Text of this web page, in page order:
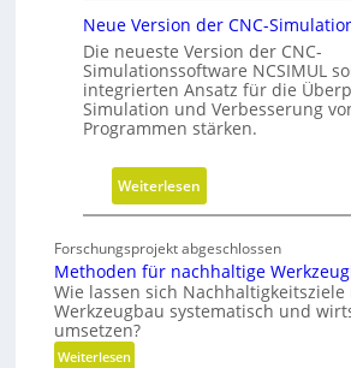
b
e
i
N
a
c
h
a
t
i
g
Neue Version der CNC-
Die neueste Version der CNC-
Simulationssoftware NCSIMUL
integrierten Ansatz für die
Simulation und Verbesserung
Programmen stärken.
Weiterlesen:
N
u
e
V
Forschungsprojekt abgeschlossen
Methoden für nachhaltige
Wie lassen sich Nachhaltigkeitsziele
Werkzeugbau systematisch und
umsetzen?
Weiterlesen: